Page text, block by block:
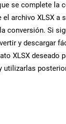
se complete la
el archivo XLSX a
conversión. Si
y descargar
XLSX deseado
utilizarlas